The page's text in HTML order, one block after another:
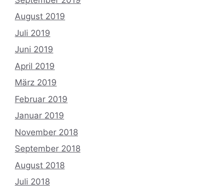
August 2019
Juli 2019
Juni 2019
April 2019
März 2019
Februar 2019
Januar 2019
November 2018
September 2018
August 2018
Juli 2018